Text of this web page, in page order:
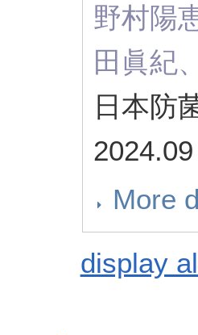
野村陽
田眞紀
日本防
More
display